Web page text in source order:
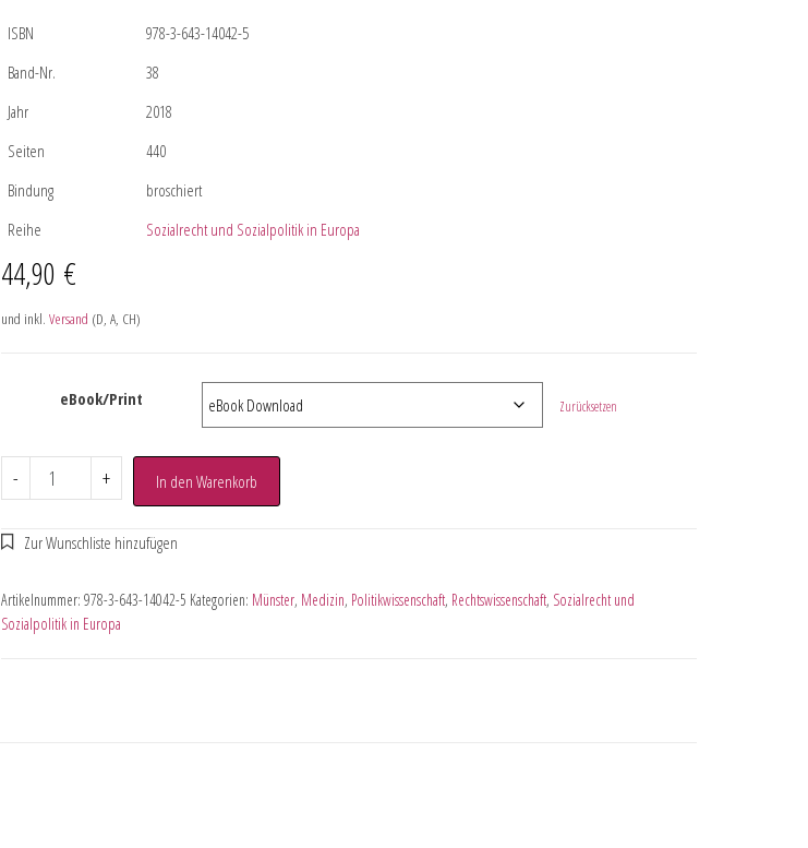
ISBN
978-3-643-14042-5
Band-Nr.
38
Jahr
2018
Seiten
440
Bindung
broschiert
Reihe
Sozialrecht und Sozialpolitik in Europa
44,90 €
und inkl. Versand (D, A, CH)
eBook/Print Zurücksetzen
- + In den Warenkorb
Artikelnummer: 978-3-643-14042-5 Kategorien: Münster, Medizin, Politikwissenschaft, Rechtswissenschaft, Sozialrecht und
Sozialpolitik in Europa